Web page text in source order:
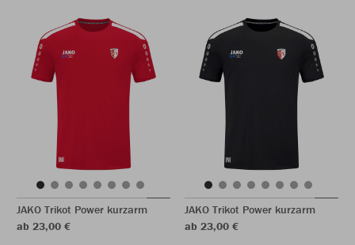
JAKO Trikot Power kurzarm
ab 23,00 €
JAKO Trikot Power kurzarm
ab 23,00 €